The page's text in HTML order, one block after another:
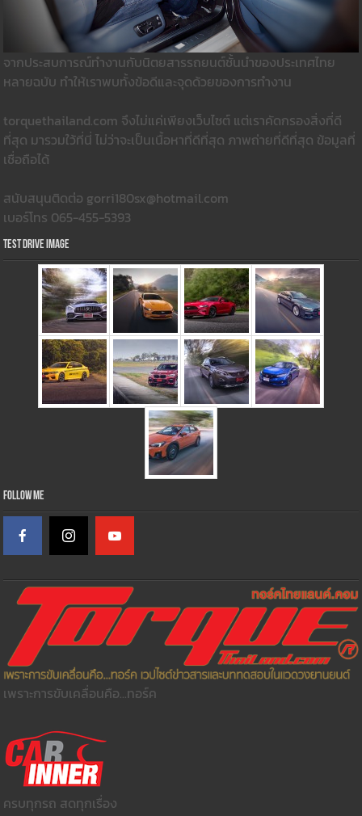
จากประสบการณ์ทำงานกับนิตยสารรถยนต์ชั้นนำของประเทศไทย
หลายฉบับ ทำให้เราพบทั้งข้อดีและจุดด้วยของการทำงาน
torquethailand.com จึงไม่แค่เพียงเว็บไซต์ แต่เราคัดกรองสิ่งที่ดี
ที่สุด มารวมใว้ที่นี่ ไม่ว่าจะเป็นเนื้อหาที่ดีที่สุด ภาพถ่ายที่ดีที่สุด ข้อมูลที่
เชื่อถือได้
สนับสนุนติดต่อ gorri180sx@hotmail.com
เบอร์โทร 065-455-5393
Test Drive Image
Follow Me
เพราะการขับเคลื่อนคือ...ทอร์ค
ครบทุกรถ สดทุกเรื่อง